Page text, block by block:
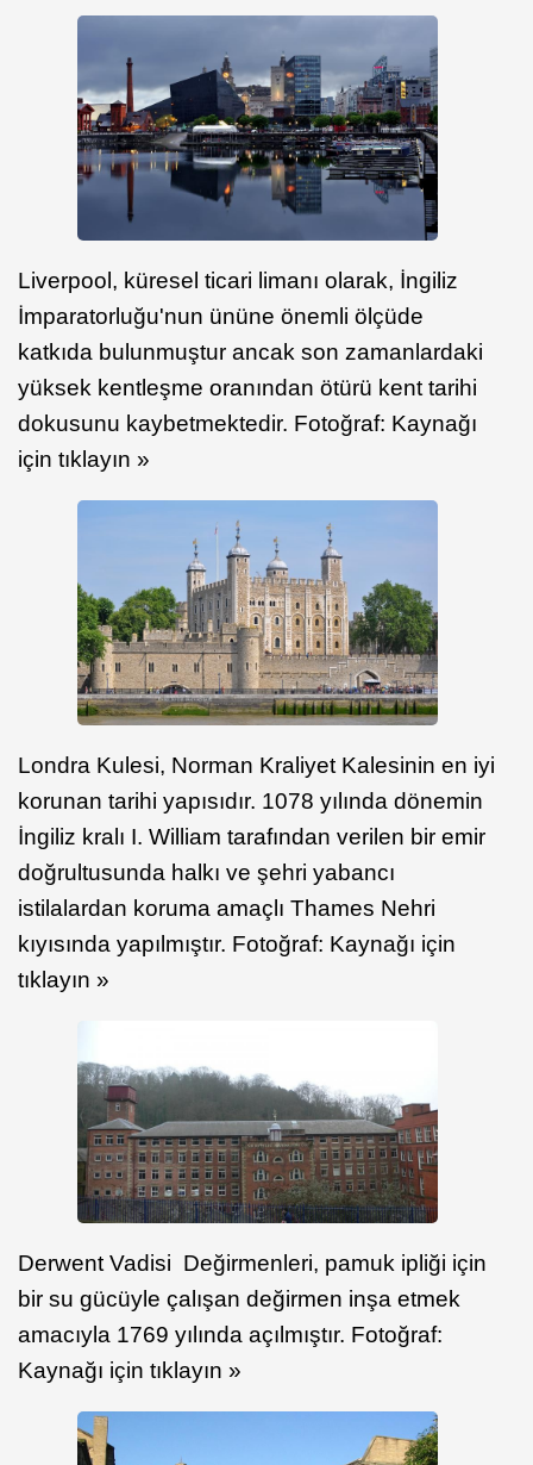
Liverpool, küresel ticari limanı olarak, İngiliz
İmparatorluğu'nun ününe önemli ölçüde
katkıda bulunmuştur ancak son zamanlardaki
yüksek kentleşme oranından ötürü kent tarihi
dokusunu kaybetmektedir. Fotoğraf: Kaynağı
için tıklayın »
Londra Kulesi, Norman Kraliyet Kalesinin en iyi
korunan tarihi yapısıdır. 1078 yılında dönemin
İngiliz kralı I. William tarafından verilen bir emir
doğrultusunda halkı ve şehri yabancı
istilalardan koruma amaçlı Thames Nehri
kıyısında yapılmıştır. Fotoğraf: Kaynağı için
tıklayın »
Derwent Vadisi Değirmenleri, pamuk ipliği için
bir su gücüyle çalışan değirmen inşa etmek
amacıyla 1769 yılında açılmıştır. Fotoğraf:
Kaynağı için tıklayın »